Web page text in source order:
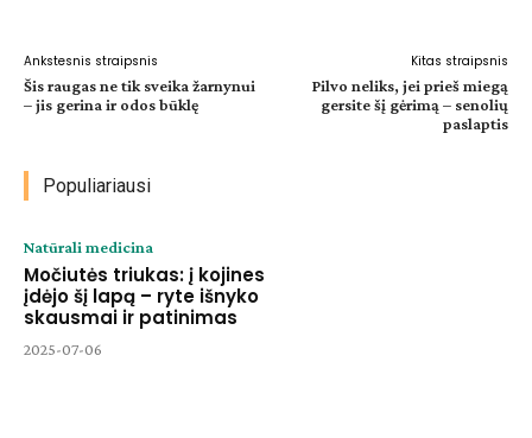
Ankstesnis straipsnis
Šis raugas ne tik sveika žarnynui
– jis gerina ir odos būklę
Kitas straipsnis
Pilvo neliks, jei prieš miegą
gersite šį gėrimą – senolių
paslaptis
Populiariausi
Natūrali medicina
Močiutės triukas: į kojines
įdėjo šį lapą – ryte išnyko
skausmai ir patinimas
2025-07-06